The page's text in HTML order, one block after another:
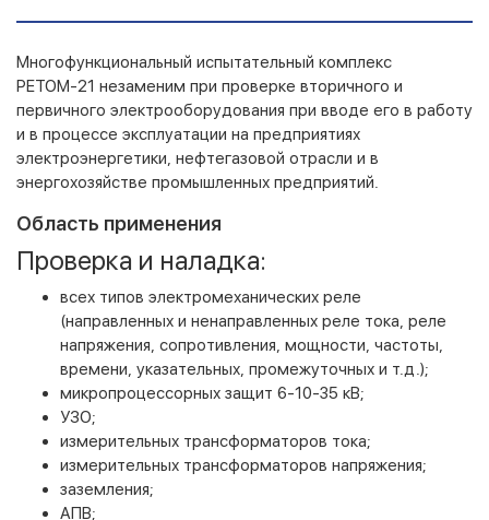
Многофункциональный испытательный комплекс
РЕТОМ-21 незаменим при проверке вторичного и
первичного электрооборудования при вводе его в работу
и в процессе эксплуатации на предприятиях
электроэнергетики, нефтегазовой отрасли и в
энергохозяйстве промышленных предприятий.
Область применения
Проверка и наладка:
всех типов электромеханических реле
(направленных и ненаправленных реле тока, реле
напряжения, сопротивления, мощности, частоты,
времени, указательных, промежуточных и т.д.);
микропроцессорных защит 6-10-35 кВ;
УЗО;
измерительных трансформаторов тока;
измерительных трансформаторов напряжения;
заземления;
АПВ;